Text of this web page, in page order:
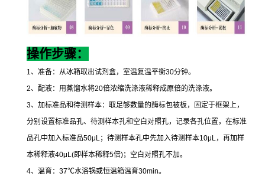
操作步骤：
1、准备：从冰箱取出试剂盒，室温复温平衡30分钟。
2、配液：用蒸馏水将20倍浓缩洗涤液稀释成原倍的洗涤液。
3、加标准品和待测样本：取足够数量的酶标包被板，固定于框架上，
分别设置标准品孔、待测样本孔和空白对照孔，记录各孔位置，在标准
品孔中加入标准品50μL；待测样本孔中先加入待测样本10μL，再加样
本稀释液40μL(即样本稀释5倍)；空白对照孔不加。
4、温育： 37℃水浴锅或恒温箱温育30min。